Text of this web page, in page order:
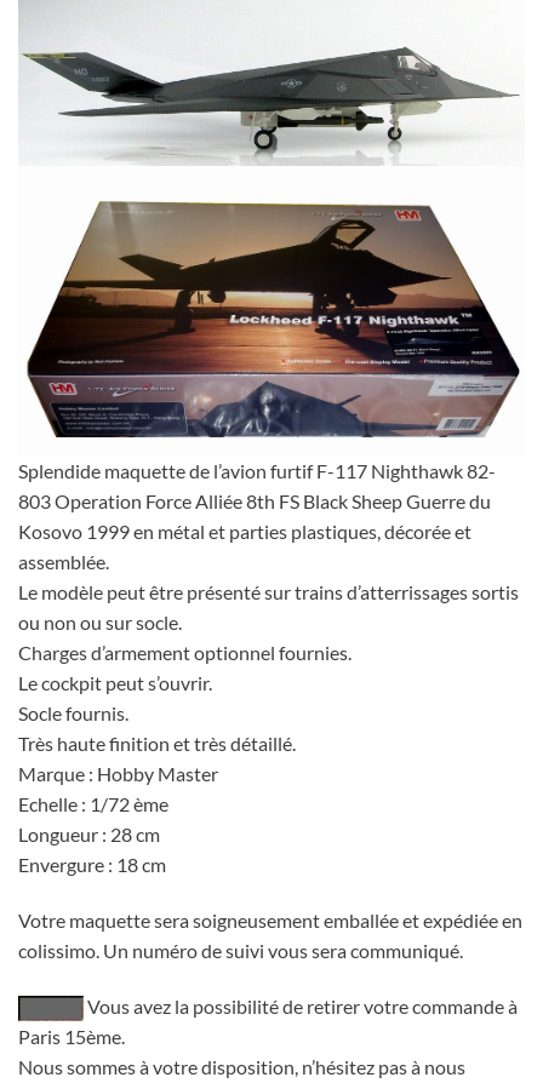
Splendide maquette de l’avion furtif F-117 Nighthawk 82-
803 Operation Force Alliée 8th FS Black Sheep Guerre du
Kosovo 1999 en métal et parties plastiques, décorée et
assemblée.
Le modèle peut être présenté sur trains d’atterrissages sortis
ou non ou sur socle.
Charges d’armement optionnel fournies.
Le cockpit peut s’ouvrir.
Socle fournis.
Très haute finition et très détaillé.
Marque : Hobby Master
Echelle : 1/72 ème
Longueur : 28 cm
Envergure : 18 cm
Votre maquette sera soigneusement emballée et expédiée en
colissimo. Un numéro de suivi vous sera communiqué.
Vous avez la possibilité de retirer votre commande à
Paris 15ème.
Nous sommes à votre disposition, n’hésitez pas à nous